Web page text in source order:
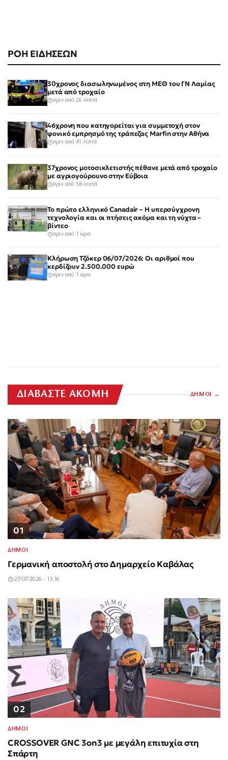
ΡΟΗ ΕΙΔΗΣΕΩΝ
30χρονος διασωληνωμένος στη ΜΕΘ του ΓΝ Λαμίας
μετά από τροχαίο
πριν από 26 λεπτά
46χρονη που κατηγορείται για συμμετοχή στον
φονικό εμπρησμό της τράπεζας Marfin στην Αθήνα
πριν από 41 λεπτά
37χρονος μοτοσικλετιστής πέθανε μετά από τροχαίο
με αγριογούρουνο στην Εύβοια
πριν από 58 λεπτά
Το πρώτο ελληνικό Canadair – Η υπερσύγχρονη
τεχνολογία και οι πτήσεις ακόμα και τη νύχτα –
βίντεο
πριν από 1 ώρα
Κλήρωση Τζόκερ 06/07/2026: Οι αριθμοί που
κερδίζουν 2.500.000 ευρώ
πριν από 1 ώρα
ΔΙΑΒΑΣΤΕ ΑΚΟΜΗ ΔΗΜΟΙ
01
ΔΗΜΟΙ
Γερμανική αποστολή στο Δημαρχείο Καβάλας
27/07/2026 - 13:16
02
ΔΗΜΟΙ
CROSSOVER GNC 3on3 με μεγάλη επιτυχία στη
Σπάρτη